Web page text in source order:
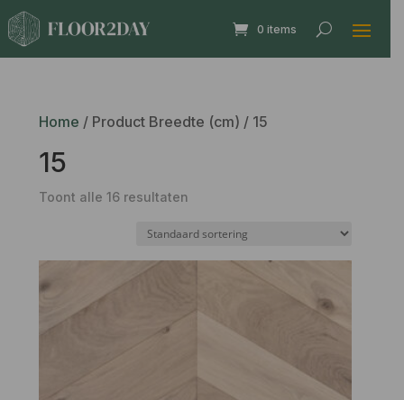
0 items
Home / Product Breedte (cm) / 15
15
Toont alle 16 resultaten